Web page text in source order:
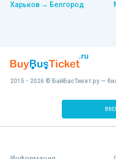
Харьков → Белгород
2015 - 2026 © БайБасТикет.ру —